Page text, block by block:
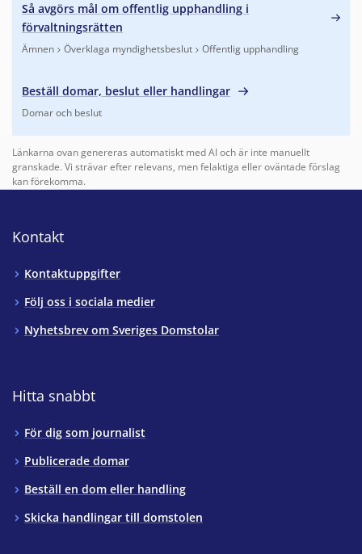
Så avgörs mål om offentlig upphandling i
förvaltningsrätten
Ämnen Överklaga myndighetsbeslut Offentlig upphandling
Beställ domar, beslut eller handlingar
Domar och beslut
Länkarna ovan genereras automatiskt med AI och är inte manuellt
granskade. Vi strävar efter relevans, men felaktiga eller oväntade förslag
kan förekomma.
Kontakt
Kontaktuppgifter
Följ oss i sociala medier
Nyhetsbrev om Sveriges Domstolar
Hitta snabbt
För dig som journalist
Publicerade domar
Beställ en dom eller handling
Skicka handlingar till domstolen